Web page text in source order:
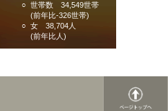
○ 世帯数 34,549世帯
(前年比-326世帯)
○ 女 38,704人
(前年比人)